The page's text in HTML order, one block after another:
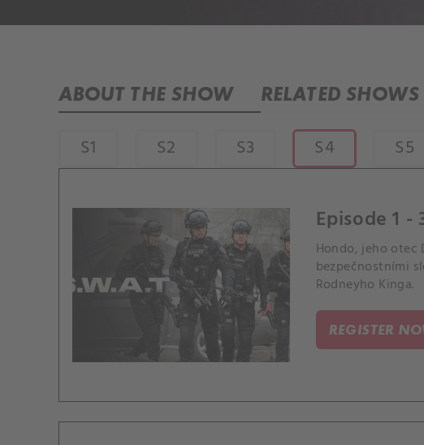
ABOUT THE SHOW RELATED SHOWS
S1 S2 S3 S4 S5
Episode 1 -
Hondo, jeho otec
bezpečnostními
Rodneyho Kinga.
REGISTER